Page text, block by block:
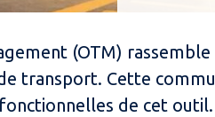
(OTM)
transport. Cette
de cet outil.